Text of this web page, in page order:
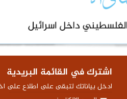
اشترك في القائمة البريدية
ادخل بياناتك لتبقى على اطلاع على